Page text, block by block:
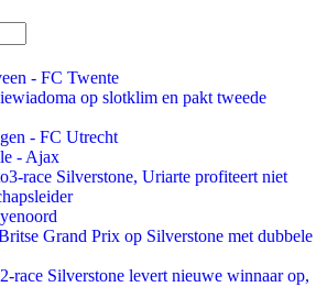
- FC Twente
op slotklim en pakt tweede
- FC Utrecht
- Ajax
race Silverstone, Uriarte profiteert niet
Grand Prix op Silverstone met dubbele
race Silverstone levert nieuwe winnaar op,